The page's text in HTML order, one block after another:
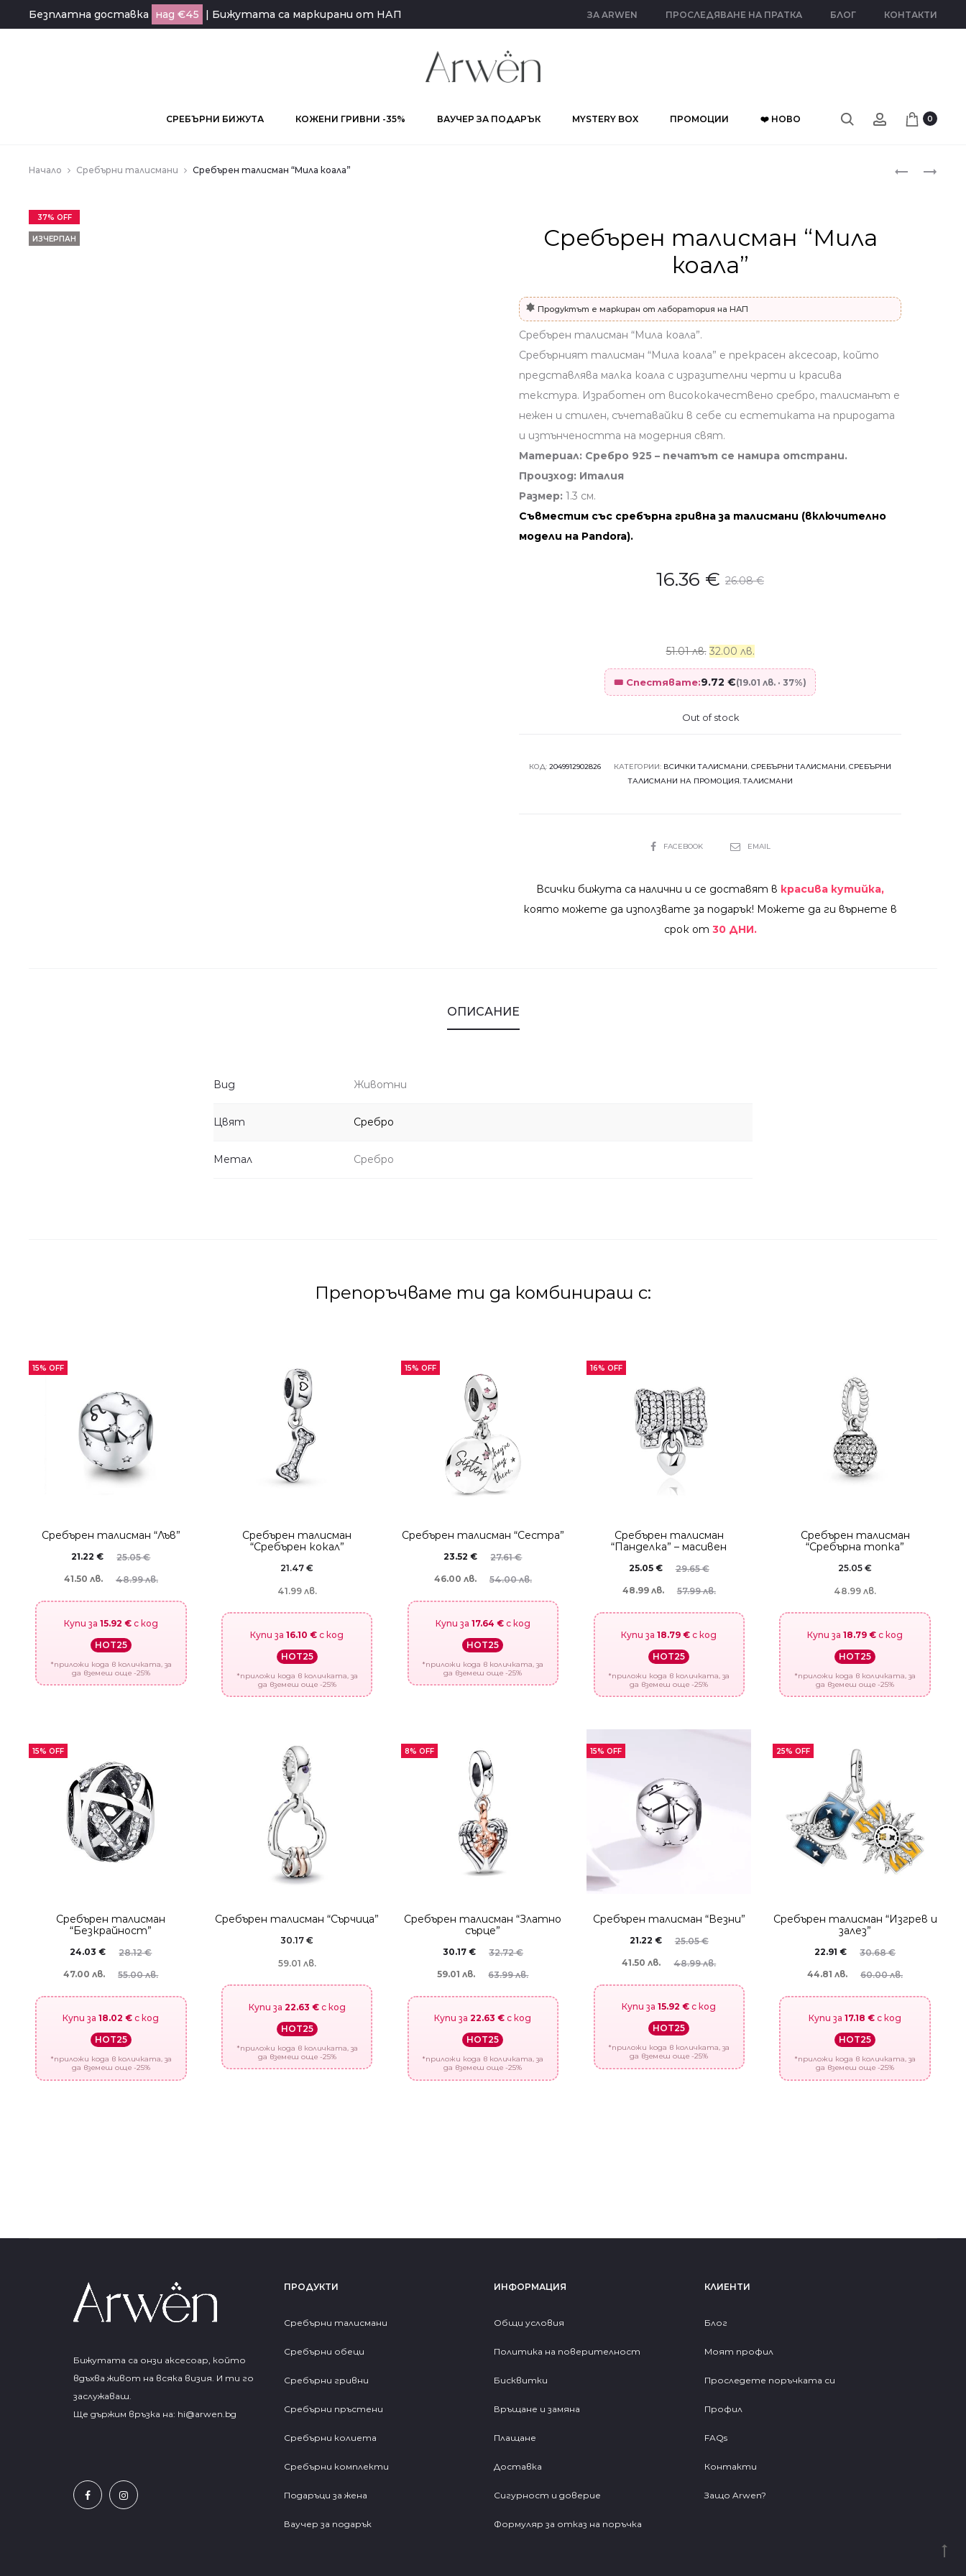
Безплатна доставка над €45 | Бижутата са маркирани от НАП ЗА ARWEN ПРОСЛЕДЯВАНЕ НА ПРАТКА БЛОГ КОНТАКТИ
СРЕБЪРНИ БИЖУТА КОЖЕНИ ГРИВНИ -35% ВАУЧЕР ЗА ПОДАРЪК MYSTERY BOX ПРОМОЦИИ ❤️ НОВО 0
СРЕБЪРЕН
СРЕБЪРЕН
Начало Сребърни талисмани Сребърен талисман “Мила коала”
37% OFF
ИЗЧЕРПАН
Сребърен талисман “Мила
коала”
Продуктът е маркиран от лаборатория на НАП
Сребърен талисман “Мила коала”.
Сребърният талисман “Мила коала” е прекрасен аксесоар, който
представлява малка коала с изразителни черти и красива
текстура. Изработен от висококачествено сребро, талисманът е
нежен и стилен, съчетавайки в себе си естетиката на природата
и изтънчеността на модерния свят.
Материал: Сребро 925 – печатът се намира отстрани.
Произход: Италия
Размер: 1.3 см.
Съвместим със сребърна гривна за талисмани (включително
модели на Pandora).
26.08€
16.36 €
51.01 лв. 32.00 лв.
🎟️ Спестявате:9.72 €(19.01 лв. · 37%)
Out of stock
КОД: 2049912902826 КАТЕГОРИИ: ВСИЧКИ ТАЛИСМАНИ, СРЕБЪРНИ ТАЛИСМАНИ, СРЕБЪРНИ
ТАЛИСМАНИ НА ПРОМОЦИЯ,ТАЛИСМАНИ
SHAREFACEBOOK EMAIL
Всички бижута са налични и се доставят в красива кутийка,
която можете да използвате за подарък! Можете да ги върнете в
срок от 30 ДНИ.
ОПИСАНИЕ
Вид Животни
Цвят Сребро
Метал Сребро
Препоръчваме ти да комбинираш с:
15% OFF
Сребърен талисман “Лъв”
25.05€
21.22€
48.99 лв.
41.50 лв.
Купи за 15.92 €с код
HOT25
*приложи кода в количката, за
да вземеш още -25%
Сребърен талисман
“Сребърен кокал”
21.47€
41.99 лв.
Купи за16.10 € с код
HOT25
*приложи кода в количката, за
да вземеш още -25%
15% OFF
Сребърен талисман “Сестра”
27.61€
23.52€
54.00 лв.
46.00 лв.
Купи за 17.64 €с код
HOT25
*приложи кода в количката, за
да вземеш още -25%
16% OFF
Сребърен талисман
“Панделка” – масивен
29.65€
25.05 €
57.99 лв.
48.99 лв.
Купи за18.79 € с код
HOT25
*приложи кода в количката, за
да вземеш още -25%
Сребърен талисман
“Сребърна топка”
25.05€
48.99 лв.
Купи за18.79 € с код
HOT25
*приложи кода в количката, за
да вземеш още -25%
15% OFF
Сребърен талисман
“Безкрайност”
28.12€
24.03€
55.00 лв.
47.00 лв.
Купи за18.02 € с код
HOT25
*приложи кода в количката, за
да вземеш още -25%
Сребърен талисман “Сърчица”
30.17€
59.01 лв.
Купи за 22.63 €с код
HOT25
*приложи кода в количката, за
да вземеш още -25%
8% OFF
Сребърен талисман “Златно
сърце”
32.72€
30.17 €
63.99 лв.
59.01 лв.
Купи за22.63 € с код
HOT25
*приложи кода в количката, за
да вземеш още -25%
15% OFF
Сребърен талисман “Везни”
25.05€
21.22 €
48.99 лв.
41.50 лв.
Купи за15.92 € с код
HOT25
*приложи кода в количката, за
да вземеш още -25%
25% OFF
Сребърен талисман “Изгрев и
залез”
30.68€
22.91€
60.00 лв.
44.81 лв.
Купи за17.18 € с код
HOT25
*приложи кода в количката, за
да вземеш още -25%
Бижутата са онзи аксесоар, който
вдъхва живот на всяка визия. И ти го
заслужаваш.
Ще държим връзка на: hi@arwen.bg
ПРОДУКТИ
Сребърни талисмани
Сребърни обеци
Сребърни гривни
Сребърни пръстени
Сребърни колиета
Сребърни комплекти
Подаръци за жена
Ваучер за подарък
ИНФОРМАЦИЯ
Общи условия
Политика на поверителност
Бисквитки
Връщане и замяна
Плащане
Доставка
Сигурност и доверие
Формуляр за отказ на поръчка
КЛИЕНТИ
Блог
Моят профил
Проследете поръчката си
Профил
FAQs
Контакти
Защо Arwen?